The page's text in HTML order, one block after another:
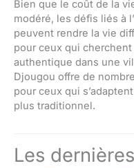
Bien que le coût de la
modéré, les défis liés à
peuvent rendre la vie
pour ceux qui
authentique dans une
Djougou offre de
pour ceux qui
plus traditionnel.
Les